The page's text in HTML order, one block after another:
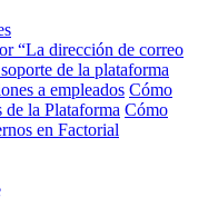
“La dirección de correo
de la plataforma
a empleados Cómo
la Plataforma Cómo
en Factorial